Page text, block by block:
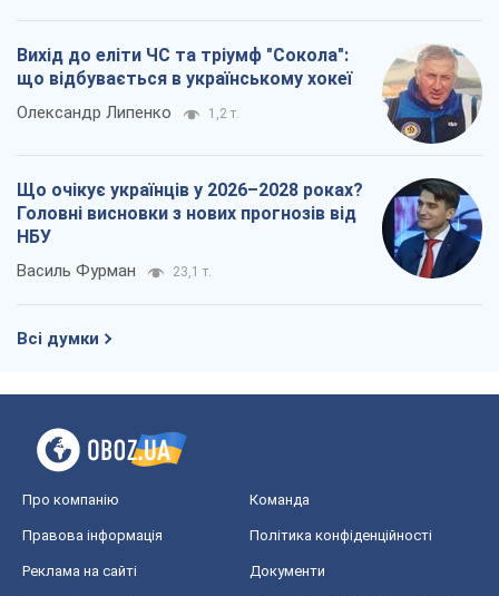
Вихід до еліти ЧС та тріумф "Сокола":
що відбувається в українському хокеї
Олександр Липенко 1,2 т.
Що очікує українців у 2026–2028 роках?
Головні висновки з нових прогнозів від
НБУ
Василь Фурман 23,1 т.
Всі думки
Про компанію Команда
Правова інформація Політика конфіденційності
Реклама на сайті Документи